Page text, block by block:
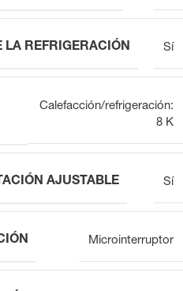
LA REFRIGERACIÓN Sí
Calefacción/refrigeración:
8 K
AJUSTABLE Sí
Microinterruptor